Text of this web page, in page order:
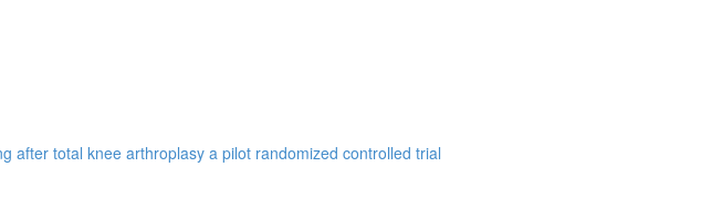
after total knee arthroplasy a pilot randomized controlled trial